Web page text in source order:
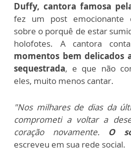
Duffy, cantora famosa
fez um post emocionante
sobre o porquê de estar
holofotes. A cantora
momentos bem delicados
sequestrada, e que não
eles, muito menos cantar.
"Nos milhares de dias da
comprometi a voltar a
coração novamente. O
escreveu em sua rede social.